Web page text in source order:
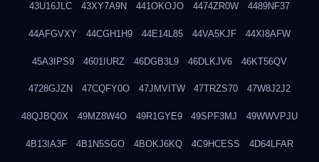
43U16JLC 43XY7A9N 441OKOJO 4474ZR0W 4489NF37
44AFGVXY 44CGH1H9 44E14L85 44VA5KJF 44XI8AFW
45A3IPS9 4601IURZ 46DGB3L9 46DLKJV6 46KT56QV
4728GJZN 47CQFY0O 47JMVITW 47TRZS70 47W8J2J2
48QJBQ0X 49MZ8W4O 49R1GYE9 49SPF3MJ 49WWVPJU
4B13IA3F 4B1N5SGO 4BOKJ6KQ 4C9HCESS 4D64LFAR